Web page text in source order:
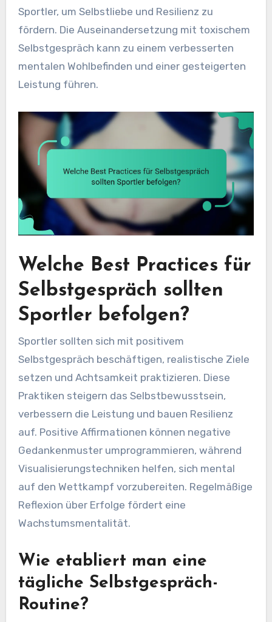
Sportler, um Selbstliebe und Resilienz zu
fördern. Die Auseinandersetzung mit toxischem
Selbstgespräch kann zu einem verbesserten
mentalen Wohlbefinden und einer gesteigerten
Leistung führen.
Welche Best Practices für
Selbstgespräch sollten
Sportler befolgen?
Sportler sollten sich mit positivem
Selbstgespräch beschäftigen, realistische Ziele
setzen und Achtsamkeit praktizieren. Diese
Praktiken steigern das Selbstbewusstsein,
verbessern die Leistung und bauen Resilienz
auf. Positive Affirmationen können negative
Gedankenmuster umprogrammieren, während
Visualisierungstechniken helfen, sich mental
auf den Wettkampf vorzubereiten. Regelmäßige
Reflexion über Erfolge fördert eine
Wachstumsmentalität.
Wie etabliert man eine
tägliche Selbstgespräch-
Routine?